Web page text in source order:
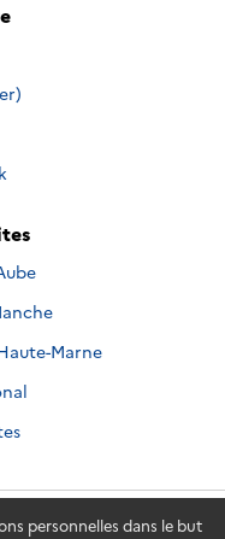
personnelles dans le but
sur
sur
sur
Marne
droits réservés.